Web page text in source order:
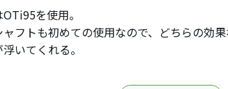
を使用。
フトも初めての使用なので、どちらの効
いてくれる。